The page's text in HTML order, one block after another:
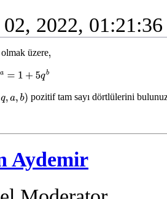
2022,
olmak üzere,
a =1+5 qb
,a,b) pozitif tam sayı dörtlülerini
Aydemir